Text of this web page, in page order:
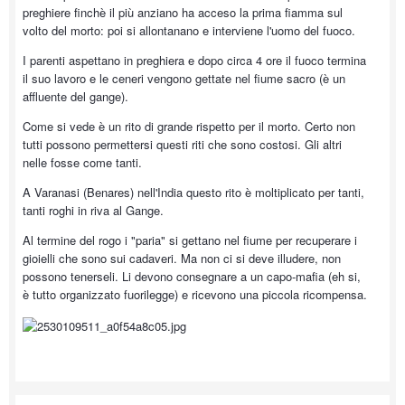
preghiere finchè il più anziano ha acceso la prima fiamma sul
volto del morto: poi si allontanano e interviene l'uomo del fuoco.
I parenti aspettano in preghiera e dopo circa 4 ore il fuoco termina
il suo lavoro e le ceneri vengono gettate nel fiume sacro (è un
affluente del gange).
Come si vede è un rito di grande rispetto per il morto. Certo non
tutti possono permettersi questi riti che sono costosi. Gli altri
nelle fosse come tanti.
A Varanasi (Benares) nell'India questo rito è moltiplicato per tanti,
tanti roghi in riva al Gange.
Al termine del rogo i "paria" si gettano nel fiume per recuperare i
gioielli che sono sui cadaveri. Ma non ci si deve illudere, non
possono tenerseli. Li devono consegnare a un capo-mafia (eh si,
è tutto organizzato fuorilegge) e ricevono una piccola ricompensa.